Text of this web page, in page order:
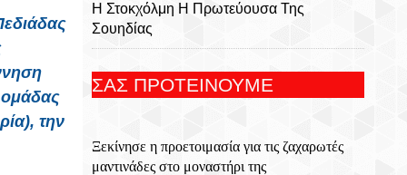
ομάδας
την
Η Στοκχόλμη Η Πρωτεύουσα Της
Σουηδίας
Στο Χωριό Απίδια Σητείας - Του Γεωργίου
Το Εκκλησάκι Του Τιμίου Σταυρού Στο
Στρούμπουλα
ΣΑΣ ΠΡΟΤΕΙΝΟΥΜΕ
Ξεκίνησε η προετοιμασία για τις ζαχαρωτές
μαντινάδες στο μοναστήρι της